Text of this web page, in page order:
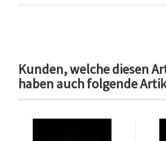
Kunden, welche diesen
haben auch folgende